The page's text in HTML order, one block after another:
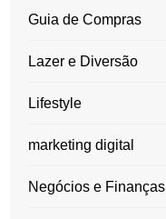
Guia de Compras
Lazer e Diversão
Lifestyle
marketing digital
Negócios e Finanças